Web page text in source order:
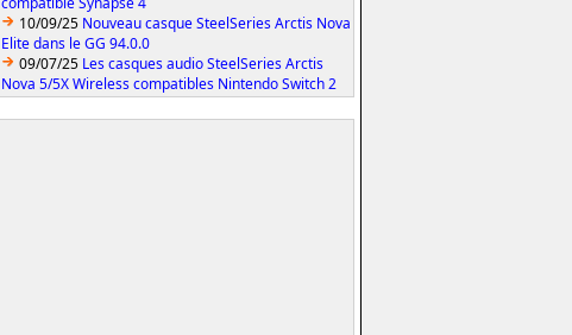
10/09/25 Nouveau casque SteelSeries Arctis Nova
Elite dans le GG 94.0.0
09/07/25 Les casques audio SteelSeries Arctis
Nova 5/5X Wireless compatibles Nintendo Switch 2